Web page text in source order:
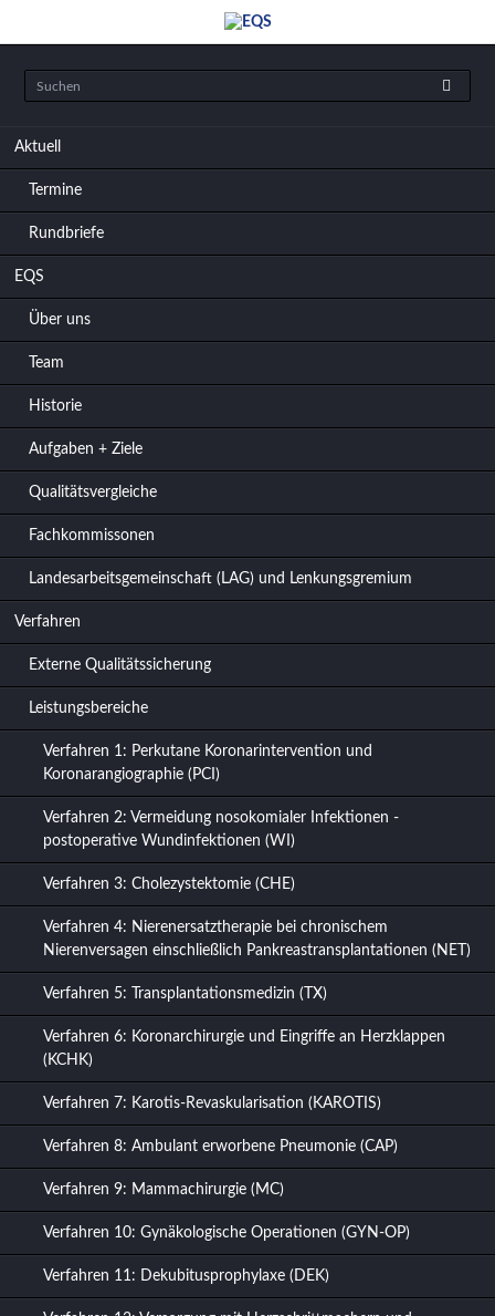
Navigation
Aktuell
Termine
Rundbriefe
EQS
Über uns
Team
Historie
Aufgaben + Ziele
Qualitätsvergleiche
Fachkommissonen
Landesarbeitsgemeinschaft (LAG) und Lenkungsgremium
Verfahren
Externe Qualitätssicherung
Leistungsbereiche
Verfahren 1: Perkutane Koronarintervention und
Koronarangiographie (PCI)
Verfahren 2: Vermeidung nosokomialer Infektionen -
postoperative Wundinfektionen (WI)
Verfahren 3: Cholezystektomie (CHE)
Verfahren 4: Nierenersatztherapie bei chronischem
Nierenversagen einschließlich Pankreastransplantationen (NET)
Verfahren 5: Transplantationsmedizin (TX)
Verfahren 6: Koronarchirurgie und Eingriffe an Herzklappen
(KCHK)
Verfahren 7: Karotis-Revaskularisation (KAROTIS)
Verfahren 8: Ambulant erworbene Pneumonie (CAP)
Verfahren 9: Mammachirurgie (MC)
Verfahren 10: Gynäkologische Operationen (GYN-OP)
Verfahren 11: Dekubitusprophylaxe (DEK)